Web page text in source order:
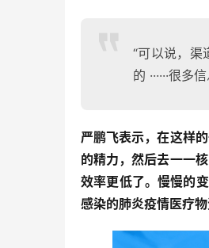
“可以说，渠
的 ······很
严鹏飞表示，在这样
的精力，然后去一一
效率更低了。慢慢的
感染的肺炎疫情医疗